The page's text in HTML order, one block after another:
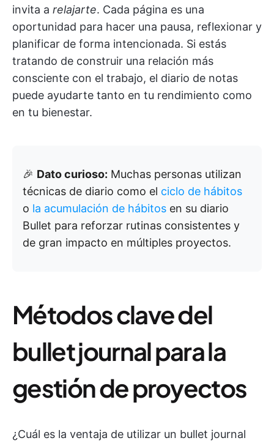
invita a relajarte. Cada página es una
oportunidad para hacer una pausa, reflexionar y
planificar de forma intencionada. Si estás
tratando de construir una relación más
consciente con el trabajo, el diario de notas
puede ayudarte tanto en tu rendimiento como
en tu bienestar.
🎉 Dato curioso: Muchas personas utilizan
técnicas de diario como el ciclo de hábitos
o la acumulación de hábitos en su diario
Bullet para reforzar rutinas consistentes y
de gran impacto en múltiples proyectos.
Métodos clave del
bullet journal para la
gestión de proyectos
¿Cuál es la ventaja de utilizar un bullet journal